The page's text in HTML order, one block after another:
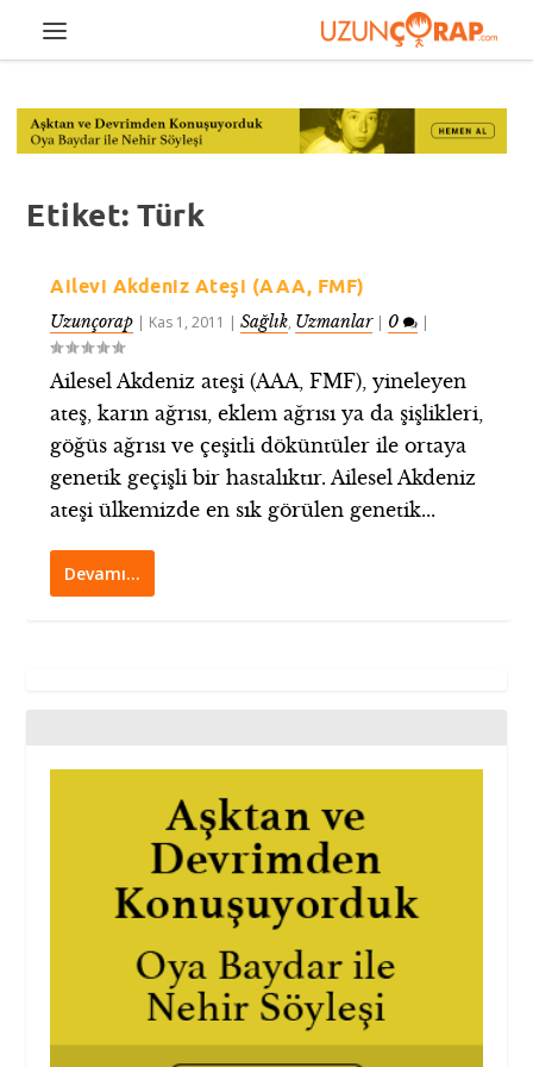
Etiket:Türk
Ailevi Akdeniz Ateşi (AAA, FMF)
Uzunçorap | Kas 1, 2011 |Sağlık, Uzmanlar| 0 |
Ailesel Akdeniz ateşi (AAA, FMF), yineleyen
ateş, karın ağrısı, eklem ağrısı ya da şişlikleri,
göğüs ağrısı ve çeşitli döküntüler ile ortaya
genetik geçişli bir hastalıktır. Ailesel Akdeniz
ateşi ülkemizde en sık görülen genetik...
Devamı…